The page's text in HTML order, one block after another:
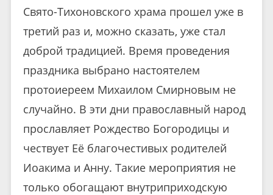
Свято-Тихоновского храма прошел уже в
третий раз и, можно сказать, уже стал
доброй традицией. Время проведения
праздника выбрано настоятелем
протоиереем Михаилом Смирновым не
случайно. В эти дни православный народ
прославляет Рождество Богородицы и
чествует Её благочестивых родителей
Иоакима и Анну. Такие мероприятия не
только обогащают внутриприходскую